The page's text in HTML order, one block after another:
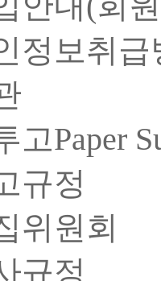
정보취급
고Paper
규정
위원회
규정